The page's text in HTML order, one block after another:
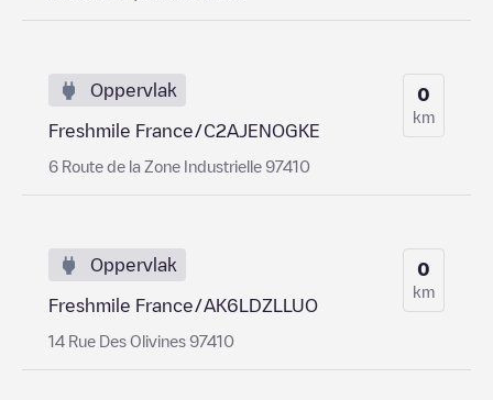
Oppervlak
Freshmile France/C2AJENOGKE
6 Route de la Zone Industrielle 97410
0
km
Oppervlak
Freshmile France/AK6LDZLLUO
14 Rue Des Olivines 97410
0
km